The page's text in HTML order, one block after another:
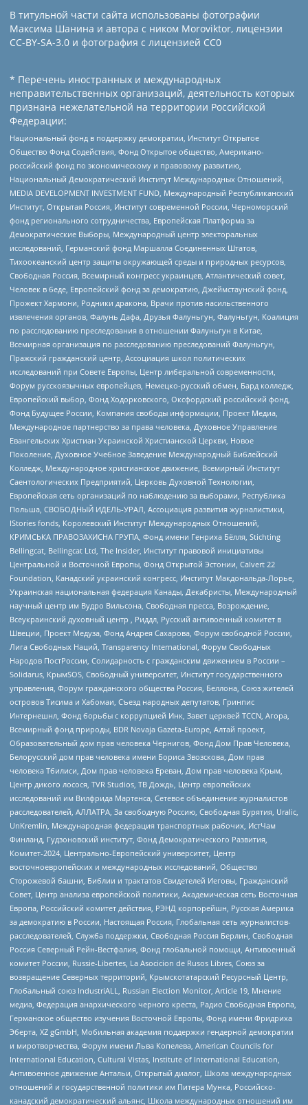
В титульной части сайта использованы фотографии
Максима Шанина и автора с ником Moroviktor, лицензии
CC-BY-SA-3.0 и фотография с лицензией СС0
* Перечень иностранных и международных
неправительственных организаций, деятельность которых
признана нежелательной на территории Российской
Федерации:
Национальный фонд в поддержку демократии, Институт Открытое
Общество Фонд Содействия, Фонд Открытое общество, Американо-
российский фонд по экономическому и правовому развитию,
Национальный Демократический Институт Международных Отношений,
MEDIA DEVELOPMENT INVESTMENT FUND, Международный Республиканский
Институт, Открытая Россия, Институт современной России, Черноморский
фонд регионального сотрудничества, Европейская Платформа за
Демократические Выборы, Международный центр электоральных
исследований, Германский фонд Маршалла Соединенных Штатов,
Тихоокеанский центр защиты окружающей среды и природных ресурсов,
Свободная Россия, Всемирный конгресс украинцев, Атлантический совет,
Человек в беде, Европейский фонд за демократию, Джеймстаунский фонд,
Прожект Хармони, Родники дракона, Врачи против насильственного
извлечения органов, Фалунь Дафа, Друзья Фалуньгун, Фалуньгун, Коалиция
по расследованию преследования в отношении Фалуньгун в Китае,
Всемирная организация по расследованию преследований Фалуньгун,
Пражский гражданский центр, Ассоциация школ политических
исследований при Совете Европы, Центр либеральной современности,
Форум русскоязычных европейцев, Немецко-русский обмен, Бард колледж,
Европейский выбор, Фонд Ходорковского, Оксфордский российский фонд,
Фонд Будущее России, Компания свободы информации, Проект Медиа,
Международное партнерство за права человека, Духовное Управление
Евангельских Христиан Украинской Христианской Церкви, Новое
Поколение, Духовное Учебное Заведение Международный Библейский
Колледж, Международное христианское движение, Всемирный Институт
Саентологических Предприятий, Церковь Духовной Технологии,
Европейская сеть организаций по наблюдению за выборами, Республика
Польша, СВОБОДНЫЙ ИДЕЛЬ-УРАЛ, Ассоциация развития журналистики,
IStories fonds, Королевский Институт Международных Отношений,
КРИМСЬКА ПРАВОЗАХИСНА ГРУПА, Фонд имени Генриха Бёлля, Stichting
Bellingcat, Bellingcat Ltd, The Insider, Институт правовой инициативы
Центральной и Восточной Европы, Фонд Открытой Эстонии, Calvert 22
Foundation, Канадский украинский конгресс, Институт Макдональда-Лорье,
Украинская национальная федерация Канады, Декабристы, Международный
научный центр им Вудро Вильсона, Свободная пресса, Возрождение,
Всеукраинский духовный центр , Риддл, Русский антивоенный комитет в
Швеции, Проект Медуза, Фонд Андрея Сахарова, Форум свободной России,
Лига Свободных Наций, Transparеncy International, Форум Свободных
Народов ПостРоссии, Солидарность с гражданским движением в России –
Solidarus, КрымSOS, Свободный университет, Институт государственного
управления, Форум гражданского общества Россия, Беллона, Союз жителей
островов Тисима и Хабомаи, Съезд народных депутатов, Гринпис
Интернешнл, Фонд борьбы с коррупцией Инк, Завет церквей TCCN, Агора,
Всемирный фонд природы, BDR Novaja Gazeta-Europe, Алтай проект,
Образовательный дом прав человека Чернигов, Фонд Дом Прав Человека,
Белорусский дом прав человека имени Бориса Звозскова, Дом прав
человека Тбилиси, Дом прав человека Ереван, Дом прав человека Крым,
Центр дикого лосося, TVR Studios, ТВ Дождь, Центр европейских
исследований им Вилфрида Мартенса, Сетевое объединение журналистов
расследователей, АЛЛАТРА, За свободную Россию, Свободная Бурятия, Uralic,
UnKremlin, Международная федерация транспортных рабочих, ИстЧам
Финланд, Гудзоновский институт, Фонд Демократического Развития,
Комитет-2024, Центрально-Европейский университет, Центр
восточноевропейских и международных исследований, Общество
Сторожевой башни, Библии и трактатов Свидетелей Иеговы, Гражданский
Совет, Центр анализа европейской политики, Академическая сеть Восточная
Европа, Российский комитет действия, РЭНД корпорейшн, Русская Америка
за демократию в России, Настоящая Россия, Глобальная сеть журналистов-
расследователей, Служба поддержки, Свободная Россия Берлин, Свободная
Россия Северный Рейн-Вестфалия, Фонд глобальной помощи, Антивоенный
комитет России, Russie-Libertes, La Asocicion de Rusos Libres, Союз за
возвращение Северных территорий, Крымскотатарский Ресурсный Центр,
Глобальный союз IndustriALL, Russian Election Monitor, Article 19, Мнение
медиа, Федерация анархического черного креста, Радио Свободная Европа,
Германское общество изучения Восточной Европы, Фонд имени Фридриха
Эберта, XZ gGmbH, Мобильная академия поддержки гендерной демократии
и миротворчества, Форум имени Льва Копелева, American Councils for
International Education, Cultural Vistas, Institute of International Education,
Антивоенное движение Антальи, Открытый диалог, Школа международных
отношений и государственной политики им Питера Мунка, Российско-
канадский демократический альянс, Школа международных отношений им